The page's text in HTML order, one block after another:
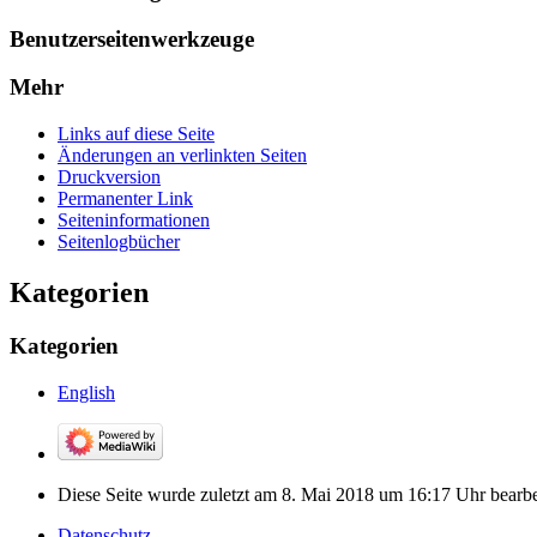
Benutzerseitenwerkzeuge
Mehr
Links auf diese Seite
Änderungen an verlinkten Seiten
Druckversion
Permanenter Link
Seiten­­informationen
Seitenlogbücher
Kategorien
Kategorien
English
Diese Seite wurde zuletzt am 8. Mai 2018 um 16:17 Uhr